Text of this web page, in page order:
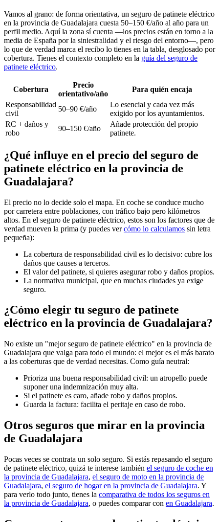
Vamos al grano: de forma orientativa, un seguro de patinete eléctrico
en la provincia de Guadalajara cuesta 50–150 €/año al año para un
perfil medio. Aquí la zona sí cuenta —los precios están en torno a la
media de España por la siniestralidad y el riesgo del entorno—, pero
lo que de verdad marca el recibo lo tienes en la tabla, desglosado por
cobertura. Tienes el contexto completo en la guía del seguro de
patinete eléctrico.
Cobertura
Precio
orientativo/año
Para quién encaja
Responsabilidad
civil
50–90 €/año
Lo esencial y cada vez más
exigido por los ayuntamientos.
RC + daños y
robo
90–150 €/año
Añade protección del propio
patinete.
¿Qué influye en el precio del seguro de
patinete eléctrico en la provincia de
Guadalajara?
El precio no lo decide solo el mapa. En coche se conduce mucho
por carretera entre poblaciones, con tráfico bajo pero kilómetros
altos. En el seguro de patinete eléctrico, estos son los factores que de
verdad mueven la prima (y puedes vercómo lo calculamos sin letra
pequeña):
La cobertura de responsabilidad civil es lo decisivo: cubre los
daños que causes a terceros.
El valor del patinete, si quieres asegurar robo y daños propios.
La normativa municipal, que en muchas ciudades ya exige
seguro.
¿Cómo elegir tu seguro de patinete
eléctrico en la provincia de Guadalajara?
No existe un "mejor seguro de patinete eléctrico" en la provincia de
Guadalajara que valga para todo el mundo: el mejor es el más barato
a las coberturas que de verdad necesitas. Como guía neutral:
Prioriza una buena responsabilidad civil: un atropello puede
suponer una indemnización muy alta.
Si el patinete es caro, añade robo y daños propios.
Guarda la factura: facilita el peritaje en caso de robo.
Otros seguros que mirar en la provincia
de Guadalajara
Pocas veces se contrata un solo seguro. Si estás repasando el seguro
de patinete eléctrico, quizá te interese también el seguro de coche en
la provincia de Guadalajara, el seguro de moto en la provincia de
Guadalajara, el seguro de hogar en la provincia de Guadalajara. Y
para verlo todo junto, tienes la comparativa de todos los seguros en
la provincia de Guadalajara, o puedes comparar con en Guadalajara.